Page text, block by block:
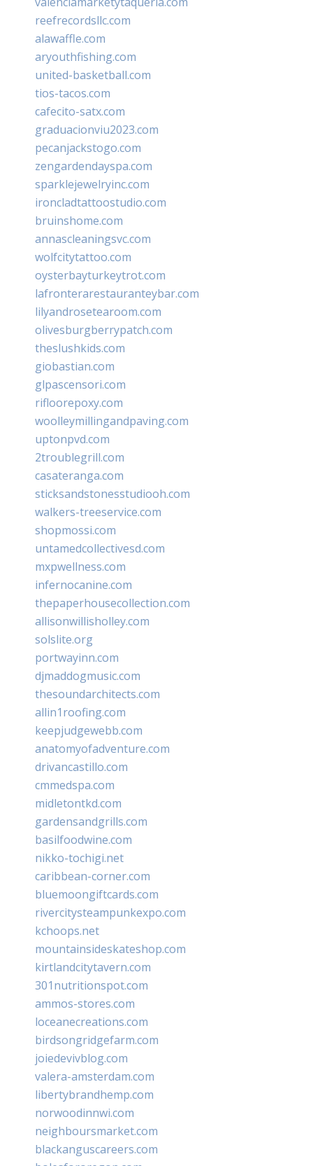
reefrecordsllc.com
alawaffle.com
aryouthfishing.com
united-basketball.com
tios-tacos.com
cafecito-satx.com
graduacionviu2023.com
pecanjackstogo.com
zengardendayspa.com
sparklejewelryinc.com
ironcladtattoostudio.com
bruinshome.com
annascleaningsvc.com
wolfcitytattoo.com
oysterbayturkeytrot.com
lafronterarestauranteybar.com
lilyandrosetearoom.com
olivesburgberrypatch.com
theslushkids.com
giobastian.com
glpascensori.com
rifloorepoxy.com
woolleymillingandpaving.com
uptonpvd.com
2troublegrill.com
casateranga.com
sticksandstonesstudiooh.com
walkers-treeservice.com
shopmossi.com
untamedcollectivesd.com
mxpwellness.com
infernocanine.com
thepaperhousecollection.com
allisonwillisholley.com
solslite.org
portwayinn.com
djmaddogmusic.com
thesoundarchitects.com
allin1roofing.com
keepjudgewebb.com
anatomyofadventure.com
drivancastillo.com
cmmedspa.com
midletontkd.com
gardensandgrills.com
basilfoodwine.com
nikko-tochigi.net
caribbean-corner.com
bluemoongiftcards.com
rivercitysteampunkexpo.com
kchoops.net
mountainsideskateshop.com
kirtlandcitytavern.com
301nutritionspot.com
ammos-stores.com
loceanecreations.com
birdsongridgefarm.com
joiedevivblog.com
valera-amsterdam.com
libertybrandhemp.com
norwoodinnwi.com
neighboursmarket.com
blackanguscareers.com